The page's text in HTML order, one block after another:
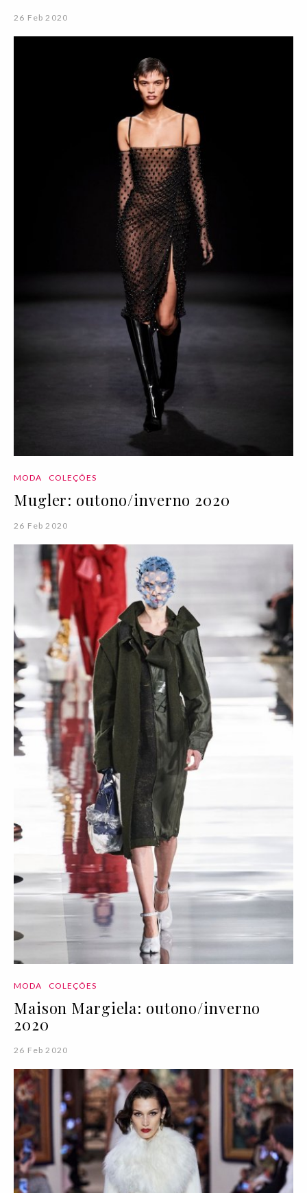
26 Feb 2020
MODA COLEÇÕES
Mugler: outono/inverno 2020
26 Feb 2020
MODA COLEÇÕES
Maison Margiela: outono/inverno
2020
26 Feb 2020